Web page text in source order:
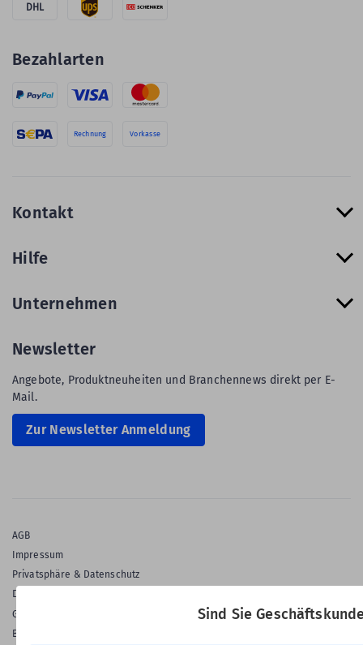
Sind Sie
DHL
Bezahlarten
Rechnung Vorkasse
Kontakt
Hilfe
Unternehmen
Newsletter
Angebote, Produktneuheiten und Branchennews direkt per E-
Mail.
Zur Newsletter Anmeldung
AGB
Impressum
Privatsphäre & Datenschutz
Datenschutz-Einstellungen
Gewährleistung
Barrierefreiheitserklärung